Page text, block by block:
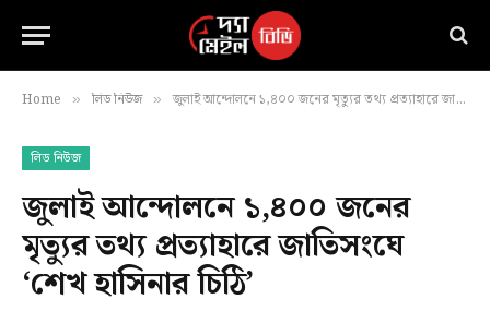
Home » লিড নিউজ » জুলাই আন্দোলনে ১,৪০০ জনের মৃত্যুর তথ্য প্রত্যাহারে জাতিসংঘে ‘শেখ হাসিনার চিঠি’
লিড নিউজ
জুলাই আন্দোলনে ১,৪০০ জনের
মৃত্যুর তথ্য প্রত্যাহারে জাতিসংঘে
‘শেখ হাসিনার চিঠি’